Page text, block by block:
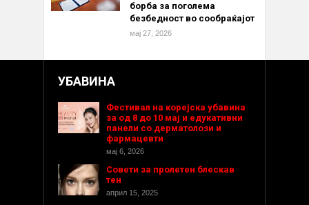
борба за поголема
безбедност во сообраќајот
мај 27, 2026
УБАВИНА
Фестивал на корејска убавина
за од 8 до 10 мај и едукативни
панели со дерматолози и
фармацевти
мај 6, 2026
Совети за пролетен блескав
тен
април 15, 2025